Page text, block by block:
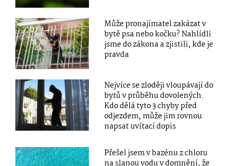
Může pronajímatel zakázat v
bytě psa nebo kočku? Nahlídli
jsme do zákona a zjistili, kde je
pravda
Nejvíce se zloději vloupávají do
bytů v průběhu dovolených.
Kdo dělá tyto 3 chyby před
odjezdem, může jim rovnou
napsat uvítací dopis
Přešel jsem v bazénu z chloru
na slanou vodu v domnění, že